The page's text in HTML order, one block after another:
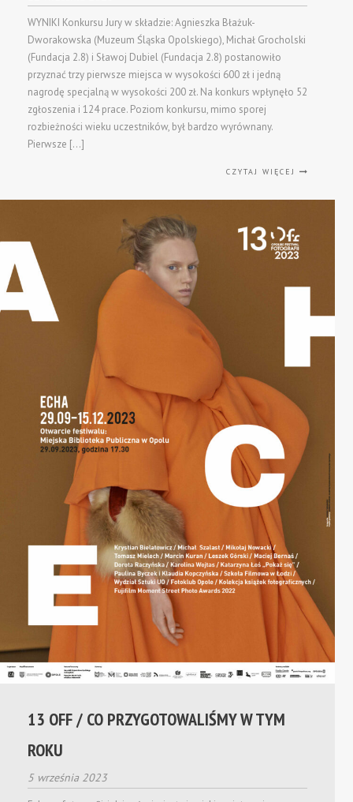
WYNIKI Konkursu Jury w składzie: Agnieszka Błażuk-
Dworakowska (Muzeum Śląska Opolskiego), Michał Grocholski
(Fundacja 2.8) i Sławoj Dubiel (Fundacja 2.8) postanowiło
przyznać trzy pierwsze miejsca w wysokości 600 zł i jedną
nagrodę specjalną w wysokości 200 zł. Na konkurs wpłynęło 52
zgłoszenia i 124 prace. Poziom konkursu, mimo sporej
rozbieżności wieku uczestników, był bardzo wyrównany.
Pierwsze […]
CZYTAJ WIĘCEJ
13 OFF / CO PRZYGOTOWALIŚMY W TYM
ROKU
5 września 2023